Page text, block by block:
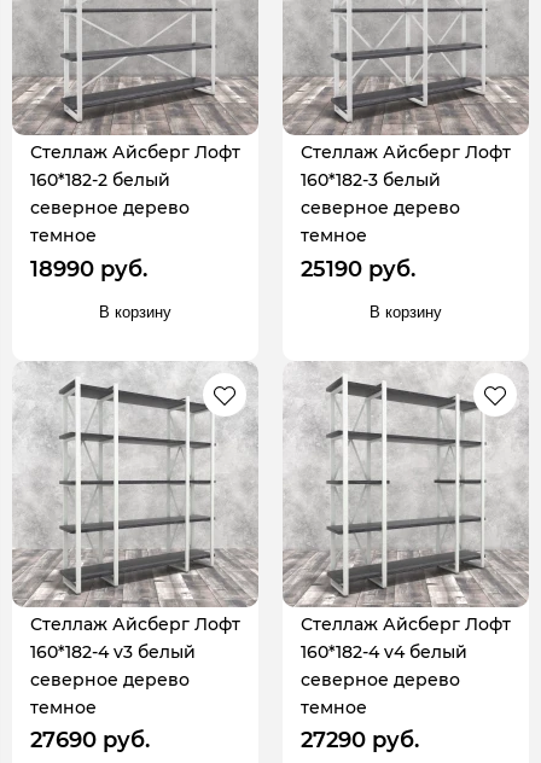
Стеллаж Айсберг Лофт
160*182-2 белый
северное дерево
темное
18990 руб.
В корзину
Стеллаж Айсберг Лофт
160*182-3 белый
северное дерево
темное
25190 руб.
В корзину
Стеллаж Айсберг Лофт
160*182-4 v3 белый
северное дерево
темное
27690 руб.
Стеллаж Айсберг Лофт
160*182-4 v4 белый
северное дерево
темное
27290 руб.